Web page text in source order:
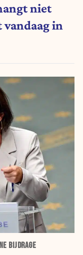
niet
vandaag in
BIJDRAGE